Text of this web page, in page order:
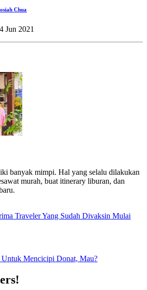
Chua
Jun 2021
banyak mimpi. Hal yang selalu dilakukan
murah, buat itinerary liburan, dan
Traveler Yang Sudah Divaksin Mulai
Mencicipi Donat, Mau?